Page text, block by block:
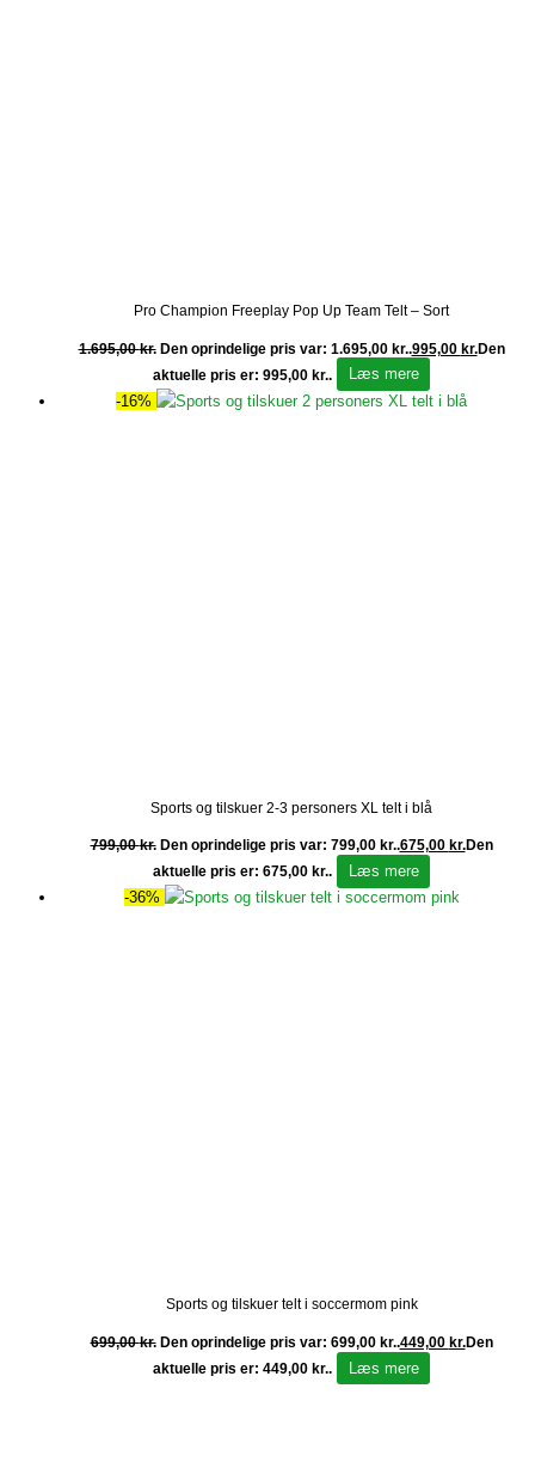
Pro Champion Freeplay Pop Up Team Telt – Sort
1.695,00kr. Den oprindelige pris var: 1.695,00 kr..995,00 kr.Den
aktuelle pris er: 995,00 kr..
Læs mere
-16%
Sports og tilskuer 2-3 personers XL telt i blå
799,00kr. Den oprindelige pris var: 799,00 kr..675,00 kr.Den
aktuelle pris er: 675,00 kr..
Læs mere
-36%
Sports og tilskuer telt i soccermom pink
699,00kr. Den oprindelige pris var: 699,00 kr..449,00 kr.Den
aktuelle pris er: 449,00 kr..
Læs mere